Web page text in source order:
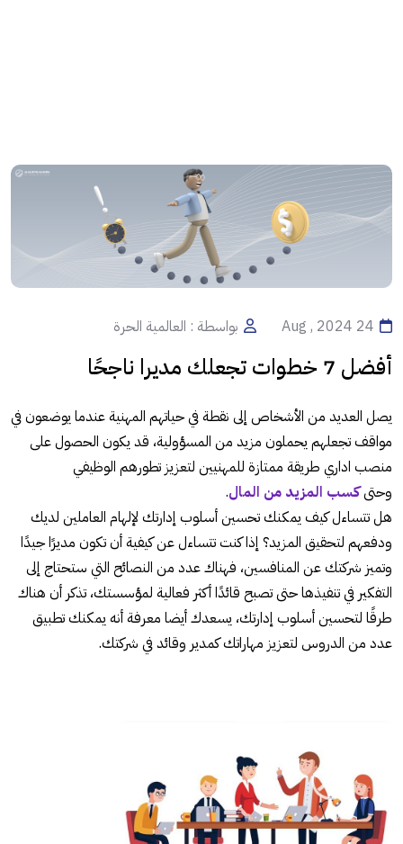
24 Aug , 2024 بواسطة : العالمية الحرة
أفضل 7 خطوات تجعلك مديرا ناجحًا
يصل العديد من الأشخاص إلى نقطة في حياتهم المهنية عندما يوضعون في
مواقف تجعلهم يحملون مزيد من المسؤولية، قد يكون الحصول على
منصب اداري طريقة ممتازة للمهنيين لتعزيز تطورهم الوظيفي
وحتىكسب المزيد من المال.
هل تتساءل كيف يمكنك تحسين أسلوب إدارتك لإلهام العاملين لديك
ودفعهم لتحقيق المزيد؟ إذا كنت تتساءل عن كيفية أن تكون مديرًا جيدًا
وتميز شركتك عن المنافسين، فهناك عدد من النصائح التي ستحتاج إلى
التفكير في تنفيذها حتى تصبح قائدًا أكثر فعالية لمؤسستك، تذكر أن هناك
طرقًا لتحسين أسلوب إدارتك، يسعدك أيضا معرفة أنه يمكنك تطبيق
عدد من الدروس لتعزيز مهاراتك كمدير وقائد في شركتك.